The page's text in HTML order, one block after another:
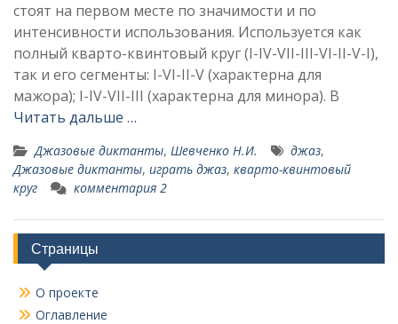
стоят на первом месте по значимости и по
интенсивности использования. Используется как
полный кварто-квинтовый круг (I-IV-VII-III-VI-II-V-I),
так и его сегменты: I-VI-II-V (характерна для
мажора); I-IV-VII-III (характерна для минора). В
Читать дальше …
Джазовые диктанты, Шевченко Н.И. джаз,
Джазовые диктанты, играть джаз, кварто-квинтовый
круг
комментария 2
Страницы
О проекте
Оглавление